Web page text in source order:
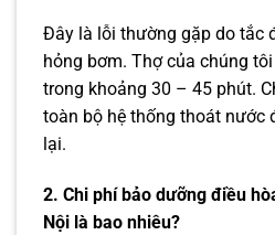
Đây là lỗi thường gặp do tắc
hỏng bơm. Thợ của chúng
trong khoảng 30 – 45 phút.
toàn bộ hệ thống thoát nước
lại.
2. Chi phí bảo dưỡng điều
Nội là bao nhiêu?